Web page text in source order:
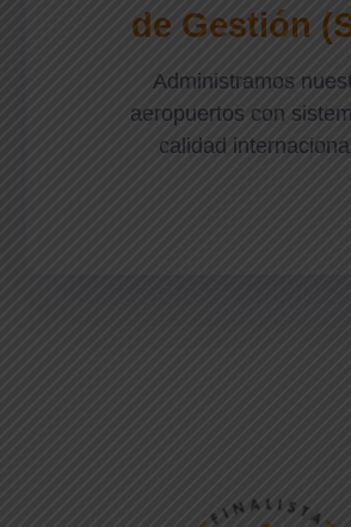
de Gestión
Administramos
aeropuertos con
calidad